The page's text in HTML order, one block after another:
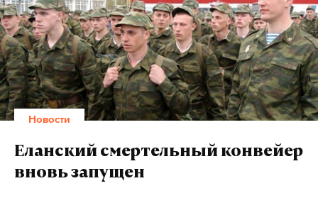
Новости
Еланский смертельный конвейер
вновь запущен